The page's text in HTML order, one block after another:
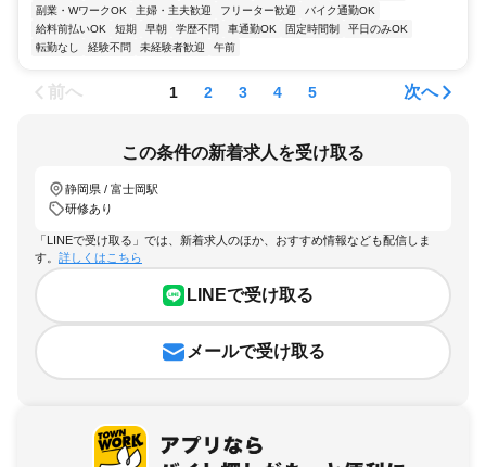
副業・WワークOK
主婦・主夫歓迎 フリーター歓迎
バイク通勤OK
給料前払いOK
短期 早朝 学歴不問 車通勤OK 固定時間制
平日のみOK
転勤なし
経験不問 未経験者歓迎 午前
前へ 1 2 3 4 5 次へ
この条件の新着求人を受け取る
静岡県 / 富士岡駅
研修あり
「LINEで受け取る」では、新着求人のほか、おすすめ情報なども配信しま
す。 詳しくはこちら
LINEで受け取る
メールで受け取る